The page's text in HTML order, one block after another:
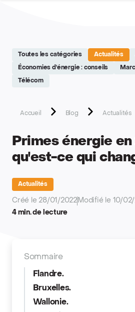
Toutes les catégories Actualités
Économies d'énergie : conseils
Télécom
Accueil Blog Actualités
Primes énergie
qu'est-ce qui
Actualités
Créé le 28/01/2022 Modifié le 10/
4 min. de lecture
Sommaire
Flandre.
Bruxelles.
Wallonie.